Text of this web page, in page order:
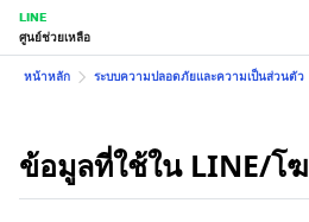
LINE
ศูนย์ช่วยเหลือ
หน้าหลัก ระบบความปลอดภัยและความเป็นส่วนตัว
ข้อมูลที่ใช้ใน LINE/โ